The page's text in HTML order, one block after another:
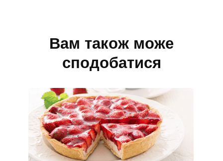
Вам також може
сподобатися